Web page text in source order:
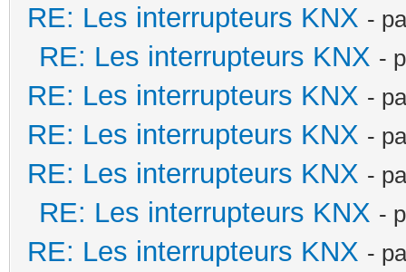
RE: Les interrupteurs KNX -
RE: Les interrupteurs KNX -
RE: Les interrupteurs KNX -
RE: Les interrupteurs KNX -
RE: Les interrupteurs KNX -
RE: Les interrupteurs KNX -
RE: Les interrupteurs KNX -